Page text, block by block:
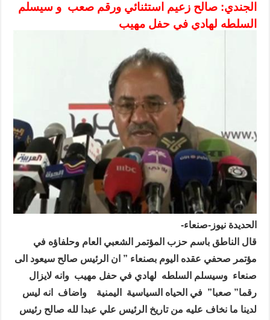
الجندي: صالح زعيم استثنائي ورقم صعب و سيسلم
السلطه لهادي في حفل مهيب
الحديدة نيوز-صنعاء-
قال الناطق باسم حزب المؤتمر الشعبي العام وحلفاؤه في
مؤتمر صحفي عقده اليوم بصنعاء ” ان الرئيس صالح سيعود الى
صنعاء وسيسلم السلطه لهادي في حفل مهيب وانه لايزال
رقما” صعبا” في الحياه السياسية اليمنية واضاف
انه ليس
لدينا ما نخاف عليه من تاريخ الرئيس علي عبدا لله صالح رئيس